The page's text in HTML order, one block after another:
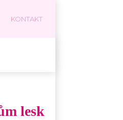
KONTAKT
lesk